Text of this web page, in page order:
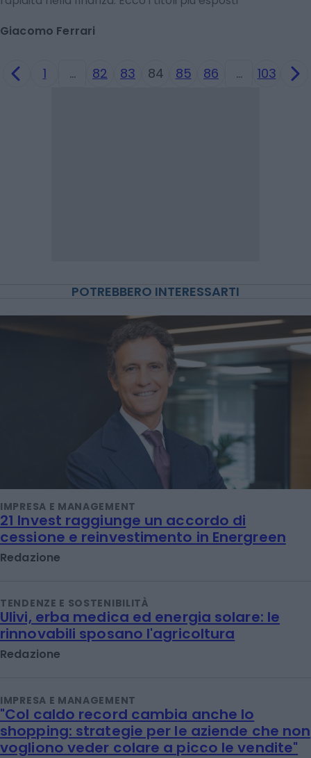
Giacomo Ferrari
1 … 82 83 84 85 86 … 103
POTREBBERO INTERESSARTI
IMPRESA E MANAGEMENT
21 Invest raggiunge un accordo di
cessione e reinvestimento in Energreen
Redazione
TENDENZE E SOSTENIBILITÀ
Ulivi, erba medica ed energia solare: le
rinnovabili sposano l'agricoltura
Redazione
IMPRESA E MANAGEMENT
"Col caldo record cambia anche lo
shopping: strategie per le aziende che non
vogliono veder colare a picco le vendite"